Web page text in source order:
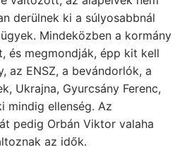
derülnek ki a súlyosabbnál
Mindeközben a kormány
és megmondják, épp kit kell
az ENSZ, a bevándorlók, a
Ukrajna, Gyurcsány Ferenc,
mindig ellenség. Az
pedig Orbán Viktor valaha
az idők.